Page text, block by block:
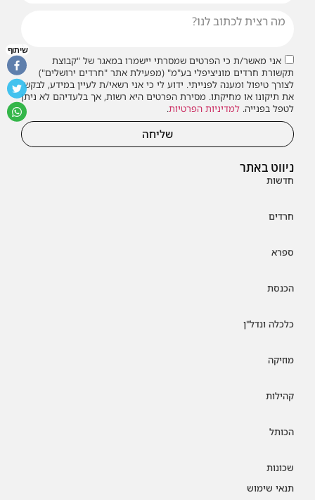
ניווט באתר
חדשות
חרדים
ספרא
הכנסת
כלכלה ונדל"ן
מוזיקה
קהילות
הכותל
שכונות
תנאי שימוש
אני מאשר/ת כי הפרטים שמסרתי יישמרו במאגר של "קבוצת
תקשורת חרדים מוניציפלי בע"מ" (מפעילת אתר "חרדים ירושלים")
לצורך טיפול ומענה לפנייתי. ידוע לי כי אני רשאי/ת לעיין במידע, לבקש
את תיקונו או מחיקתו. מסירת הפרטים היא רשות, אך בלעדיהם לא ניתן
לטפל בפנייה. למדיניות הפרטיות.
שליחה
שיתוף